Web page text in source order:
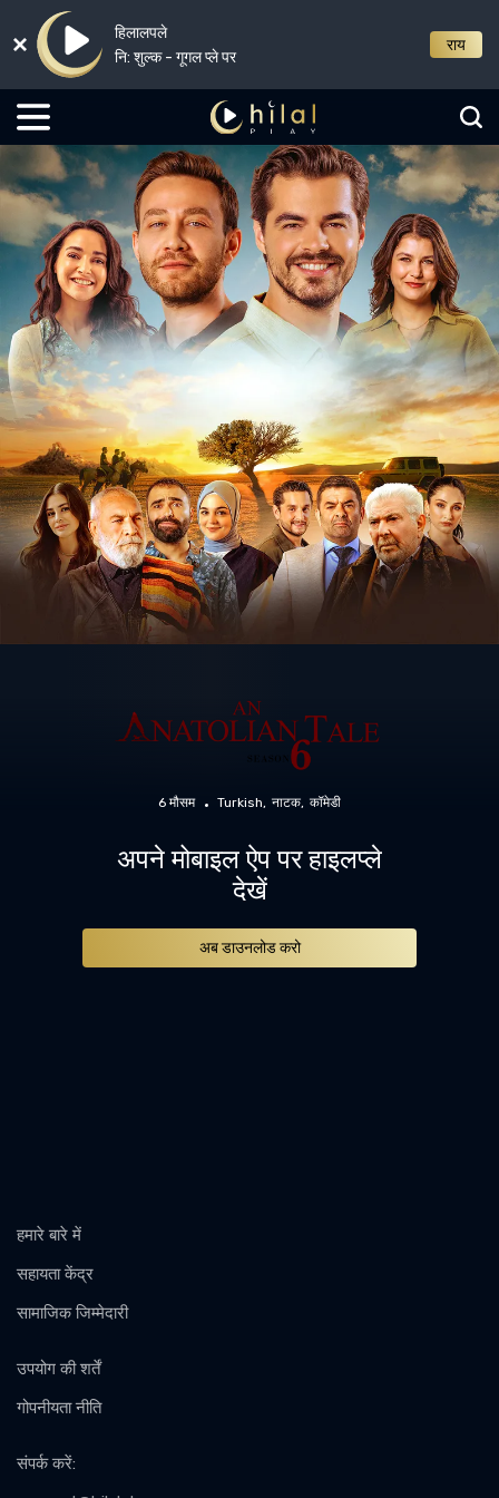
हिलालपले
नि: शुल्क - गूगल प्ले पर
राय
6 मौसम Turkish नाटक कॉमेडी
अपने मोबाइल ऐप पर हाइलप्ले
देखें
अब डाउनलोड करो
हमारे बारे में
सहायता केंद्र
सामाजिक जिम्मेदारी
उपयोग की शर्तें
गोपनीयता नीति
संपर्क करें: